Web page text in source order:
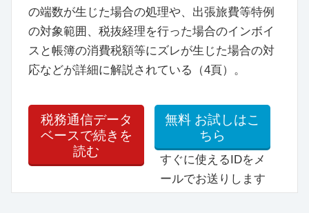
の端数が生じた場合の処理や、出張旅費等特例
の対象範囲、税抜経理を行った場合のインボイ
スと帳簿の消費税額等にズレが生じた場合の対
応などが詳細に解説されている（4頁）。
税務通信データ
ベースで続きを
読む
無料 お試しはこ
ちら
すぐに使えるIDをメ
ールでお送りします